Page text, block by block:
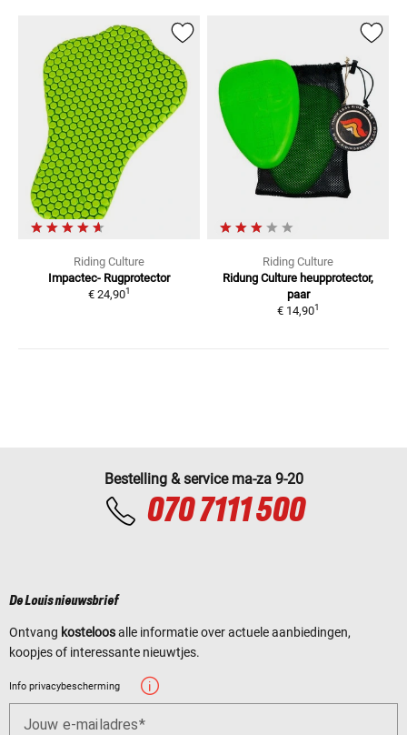
Riding Culture
Impactec- Rugprotector
€ 24,901
Riding Culture
Ridung Culture heupprotector,
paar
€ 14,901
Bestelling & service ma-za 9-20
070 7111 500
De Louis nieuwsbrief
Ontvang kosteloosalle informatie over actuele aanbiedingen,
koopjes of interessante nieuwtjes.
Info privacybescherming
Jouw e-mailadres